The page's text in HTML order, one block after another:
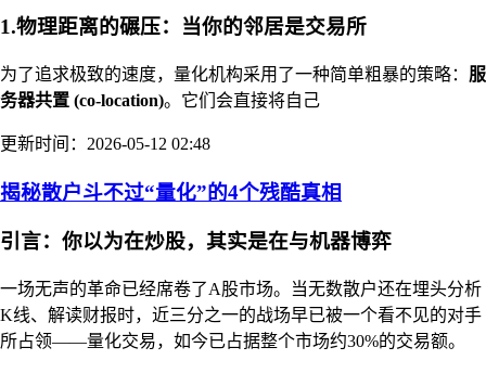
1.物理距离的碾压：当你的邻居是交易所
为了追求极致的速度，量化机构采用了一种简单粗暴的策略： 服
务器共置 (co-location)。它们会直接将自己
更新时间：2026-05-12 02:48
揭秘散户斗不过“量化”的4个残酷真相
引言：你以为在炒股，其实是在与机器博弈
一场无声的革命已经席卷了A股市场。当无数散户还在埋头分析
K线、解读财报时，近三分之一的战场早已被一个看不见的对手
所占领——量化交易，如今已占据整个市场约30%的交易额。